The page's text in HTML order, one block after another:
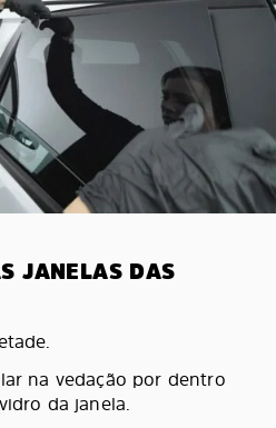
JANELAS DAS
na vedação por dentro
da janela.